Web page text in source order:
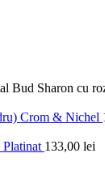
Bud Sharon cu
Crom & Nichel
133,00 lei